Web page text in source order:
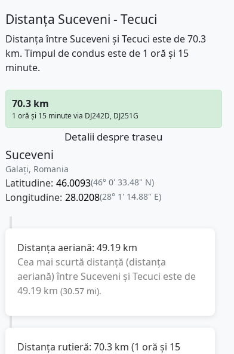
Distanța Suceveni - Tecuci
Distanța între Suceveni și Tecuci este de 70.3
km. Timpul de condus este de 1 oră și 15
minute.
70.3 km
1 oră și 15 minute via DJ242D, DJ251G
Detalii despre traseu
Suceveni
Galați, Romania
Latitudine: 46.0093(46° 0' 33.48" N)
Longitudine: 28.0208(28° 1' 14.88" E)
Distanța aeriană: 49.19 km
Cea mai scurtă distanță (distanța
aeriană) între Suceveni și Tecuci este de
49.19 km (30.57 mi).
Distanța rutieră: 70.3 km (1 oră și 15